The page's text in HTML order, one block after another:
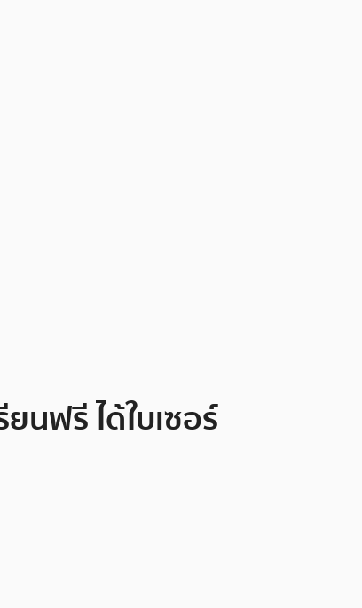
นฟรี ได้ใบเซอร์